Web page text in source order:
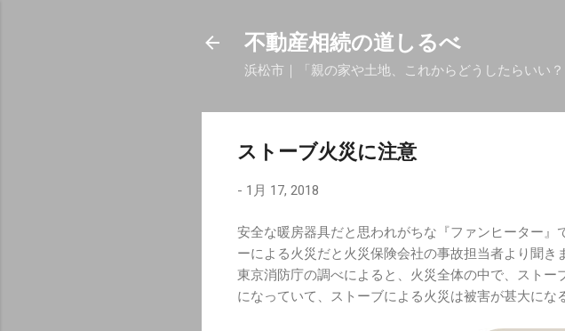
不動産相続の道しるべ
浜松市｜「親の家や土地、これからどうしたらいい
ストーブ火災に注意
- 1月 17, 2018
安全な暖房器具だと思われがちな『ファンヒーター
ーによる火災だと火災保険会社の事故担当者より聞き
東京消防庁の調べによると、火災全体の中で、スト
になっていて、ストーブによる火災は被害が甚大にな